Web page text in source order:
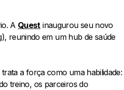
A Questinaugurou seu novo
reunindo em um hub de saúde
a força como uma habilidade:
treino, os parceiros do